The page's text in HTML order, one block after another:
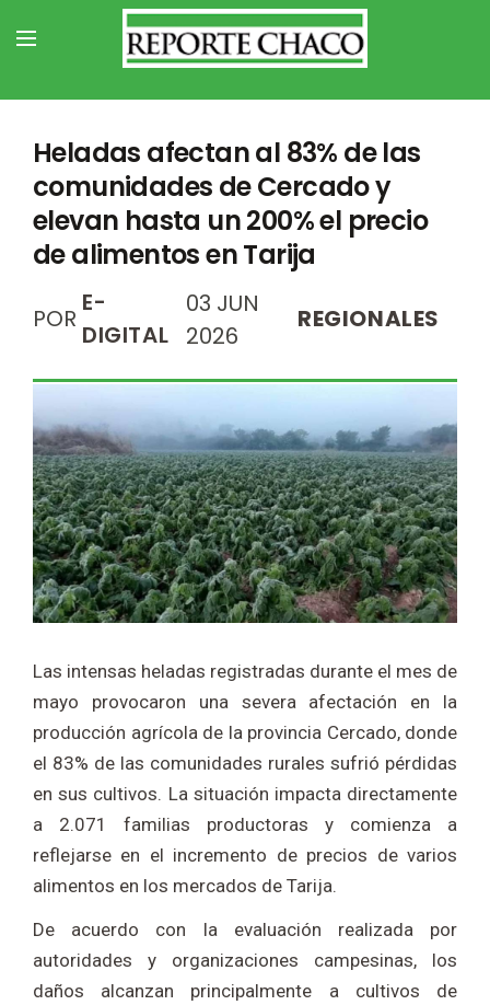
Heladas afectan al 83% de las
comunidades de Cercado y
elevan hasta un 200% el precio
de alimentos en Tarija
POR
E-
DIGITAL
03 JUN
2026
REGIONALES
Las intensas heladas registradas durante el mes de
mayo provocaron una severa afectación en la
producción agrícola de la provincia Cercado, donde
el 83% de las comunidades rurales sufrió pérdidas
en sus cultivos. La situación impacta directamente
a 2.071 familias productoras y comienza a
reflejarse en el incremento de precios de varios
alimentos en los mercados de Tarija.
De acuerdo con la evaluación realizada por
autoridades y organizaciones campesinas, los
daños alcanzan principalmente a cultivos de